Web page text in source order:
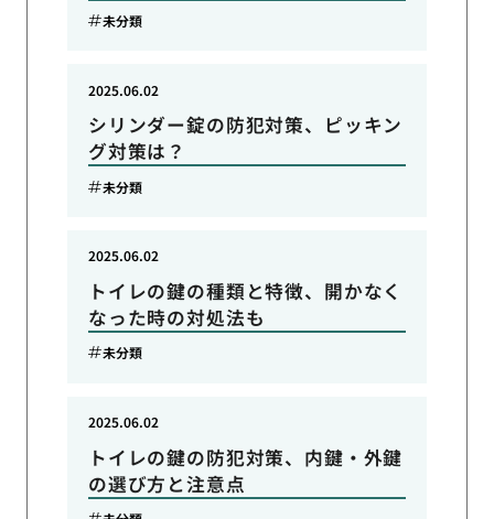
未分類
シリンダー錠の防犯対策、ピッキン
グ対策は？
2025.06.02
未分類
トイレの鍵の種類と特徴、開かなく
なった時の対処法も
2025.06.02
未分類
トイレの鍵の防犯対策、内鍵・外鍵
の選び方と注意点
2025.06.02